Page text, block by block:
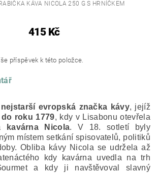
KÁVA NICOLA 250 G S HRNÍČKEM
415 Kč
příspěvek k této položce.
nejstarší evropská značka kávy, jejíž
do roku 1779, kdy v Lisabonu otevřela
kavárna Nicola. V 18. sotletí byly
místem setkání spisovatelů, politiků
Obliba kávy Nicola se udržela až
kdy kavárna uvedla na trh
a kdy ji navštěvoval slavný